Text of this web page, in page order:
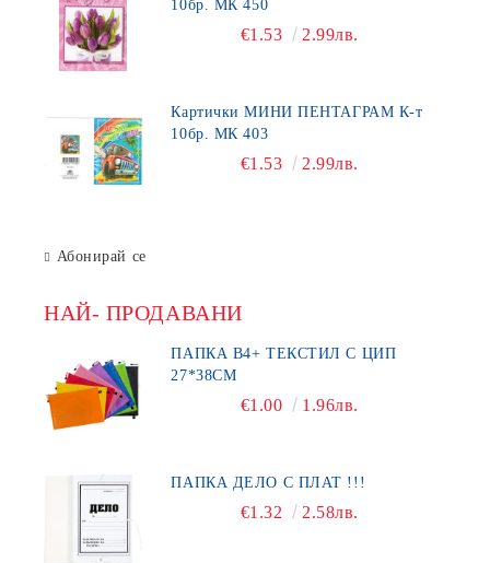
10бр. МК 450
€1.53 2.99лв.
Картички МИНИ ПЕНТАГРАМ К-т
10бр. МК 403
€1.53 2.99лв.
Абонирай се
НАЙ- ПРОДАВАНИ
ПАПКА В4+ ТЕКСТИЛ С ЦИП
27*38СМ
€1.00 1.96лв.
ПАПКА ДЕЛО С ПЛАТ !!!
€1.32 2.58лв.